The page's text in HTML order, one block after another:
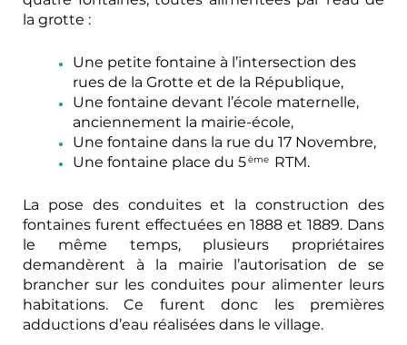
la grotte :
Une petite fontaine à l’intersection des
rues de la Grotte et de la République,
Une fontaine devant l’école maternelle,
anciennement la mairie-école,
Une fontaine dans la rue du 17 Novembre,
Une fontaine place du 5ème RTM.
La pose des conduites et la construction des
fontaines furent effectuées en 1888 et 1889. Dans
le même temps, plusieurs propriétaires
demandèrent à la mairie l’autorisation de se
brancher sur les conduites pour alimenter leurs
habitations. Ce furent donc les premières
adductions d’eau réalisées dans le village.